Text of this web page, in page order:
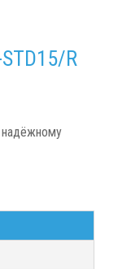
R
надёжному